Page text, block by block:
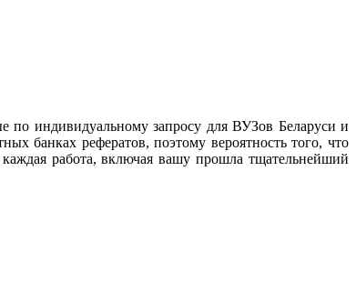
по индивидуальному запросу для ВУЗов Беларуси и
банках рефератов, поэтому вероятность того, что
работа, включая вашу прошла тщательнейший